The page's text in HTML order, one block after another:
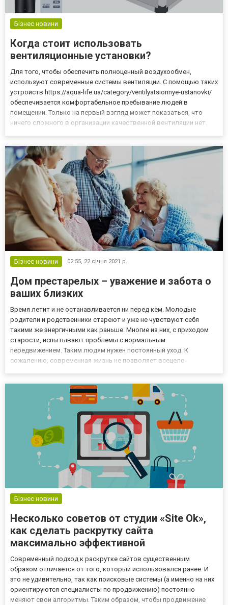
Бізнес новини
Когда стоит использовать
вентиляционные установки?
Для того, чтобы обеспечить полноценный воздухообмен,
используют современные системы вентиляции. С помощью таких
устройств https://aqua-life.ua/category/ventilyatsionnye-ustanovki/
обеспечивается комфортабельное пребывание людей в
помещении. Только на первый взгляд может показаться, что
ничего сложного в организации качественной вентиляции нет.
предст...
Бізнес новини 02:55, 22 січня 2021 р.
Дом престарелых – уважение и забота о
ваших близких
Время летит и не останавливается ни перед кем. Молодые
родители и родственники стареют и уже не чувствуют себя
такими же энергичными как раньше. Многие из них, с приходом
старости, испытывают проблемы с нормальным
передвижением. Таким людям нужен постоянный уход. К
сожалению, современная жизнь не позволяет всецело
просто не оставит времен...
Бізнес новини
Несколько советов от студии «Site Ok»,
как сделать раскрутку сайта
максимально эффективной
Современный подход к раскрутке сайтов существенным
образом отличается от того, который использовался ранее. И
это не удивительно, так как поисковые системы (а именно на них
ориентируются специалисты по продвижению) постоянно
меняют свои алгоритмы. Таким образом, чтобы продвижение